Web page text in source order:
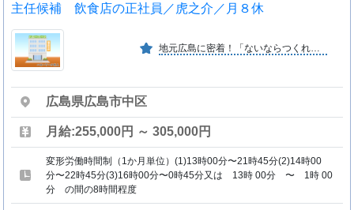
主任候補 飲食店の正社員／虎之介／月８休
地元広島に密着！「ないならつくれ！」の柔軟な発想とチャレンジで６０年以上歩み続けている企業・多様な研修プログラムが充実！ ・個々のライフスタイルに合った選べる勤務体系！
広島県広島市中区
月給:255,000円 ～ 305,000円
変形労働時間制（1か月単位）(1)13時00分〜21時45分(2)14時00
分〜22時45分(3)16時00分〜0時45分又は 13時 00分 〜 1時 00
分 の間の8時間程度